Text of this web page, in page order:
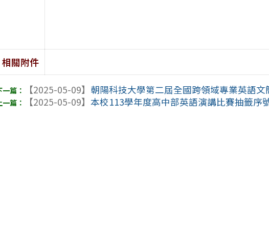
相關附件
【2025-05-09】 朝陽科技大學第二屆全國跨領域專業英語文
【2025-05-09】本校113學年度高中部英語演講比賽抽籤序